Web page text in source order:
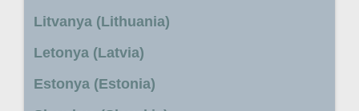
Litvanya (Lithuania)
Letonya (Latvia)
Estonya (Estonia)